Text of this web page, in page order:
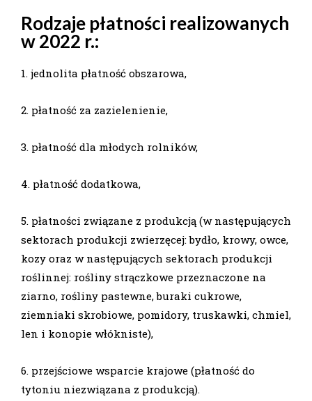
Rodzaje płatności realizowanych
w 2022 r.:
1. jednolita płatność obszarowa,
2. płatność za zazielenienie,
3. płatność dla młodych rolników,
4. płatność dodatkowa,
5. płatności związane z produkcją (w następujących
sektorach produkcji zwierzęcej: bydło, krowy, owce,
kozy oraz w następujących sektorach produkcji
roślinnej: rośliny strączkowe przeznaczone na
ziarno, rośliny pastewne, buraki cukrowe,
ziemniaki skrobiowe, pomidory, truskawki, chmiel,
len i konopie włókniste),
6. przejściowe wsparcie krajowe (płatność do
tytoniu niezwiązana z produkcją).